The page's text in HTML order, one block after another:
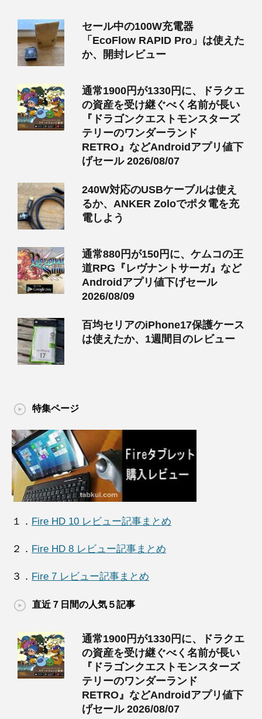
セール中の100W充電器
「EcoFlow RAPID Pro」は使えた
か、開封レビュー
通常1900円が1330円に、ドラクエ
の資産を受け継ぐべく名前が長い
『ドラゴンクエストモンスターズ
テリーのワンダーランド
RETRO』などAndroidアプリ値下
げセール 2026/08/07
240W対応のUSBケーブルは使え
るか、ANKER Zoloでポタ電を充
電しよう
通常880円が150円に、ケムコの王
道RPG『レヴナントサーガ』など
Androidアプリ値下げセール
2026/08/09
百均セリアのiPhone17保護ケース
は使えたか、1週間目のレビュー
特集ページ
１． Fire HD 10 レビュー記事まとめ
２． Fire HD 8 レビュー記事まとめ
３． Fire 7 レビュー記事まとめ
直近７日間の人気５記事
通常1900円が1330円に、ドラクエ
の資産を受け継ぐべく名前が長い
『ドラゴンクエストモンスターズ
テリーのワンダーランド
RETRO』などAndroidアプリ値下
げセール 2026/08/07